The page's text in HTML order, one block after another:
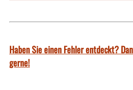
Haben Sie einen Fehler entdeckt?
gerne!